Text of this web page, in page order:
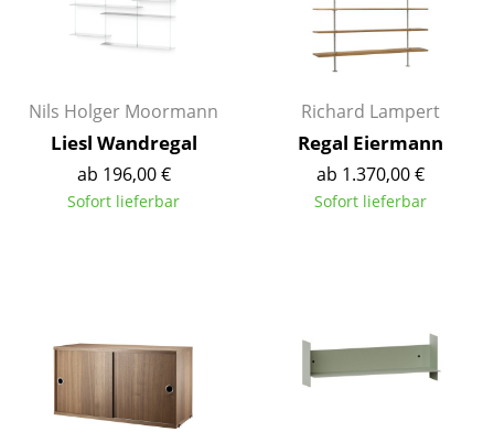
Decken
Teppiche
Vorhänge
... alle Accessoires
Wohnzimmer
Esszimmer
Nils Holger Moormann
Liesl Wandregal
ab 196,00 €
Sofort lieferbar
Richard Lampert
Regal Eiermann
ab 1.370,00 €
Sofort lieferbar